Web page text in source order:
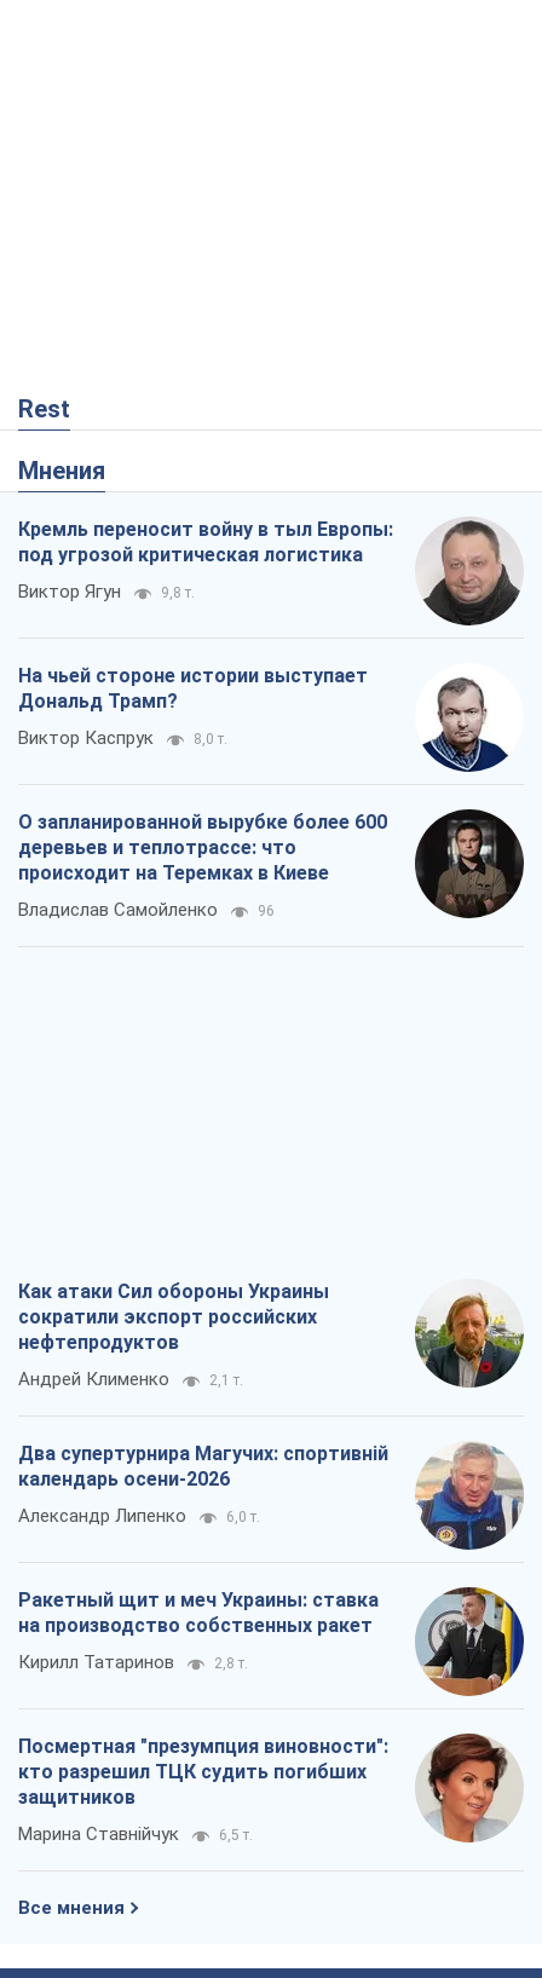
Rest
Мнения
Кремль переносит войну в тыл Европы:
под угрозой критическая логистика
Виктор Ягун 9,8 т.
На чьей стороне истории выступает
Дональд Трамп?
Виктор Каспрук 8,0 т.
О запланированной вырубке более 600
деревьев и теплотрассе: что
происходит на Теремках в Киеве
Владислав Самойленко 96
Как атаки Сил обороны Украины
сократили экспорт российских
нефтепродуктов
Андрей Клименко 2,1 т.
Два супертурнира Магучих: спортивній
календарь осени-2026
Александр Липенко 6,0 т.
Ракетный щит и меч Украины: ставка
на производство собственных ракет
Кирилл Татаринов 2,8 т.
Посмертная "презумпция виновности":
кто разрешил ТЦК судить погибших
защитников
Марина Ставнійчук 6,5 т.
Все мнения